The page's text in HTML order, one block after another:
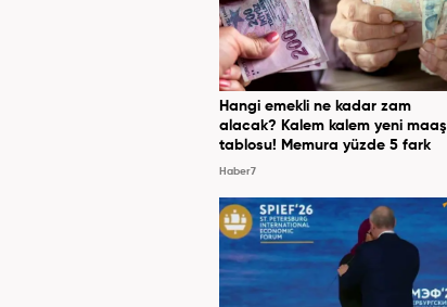
Hangi emekli ne kadar zam
alacak? Kalem kalem yeni maaş
tablosu! Memura yüzde 5 fark
Haber7